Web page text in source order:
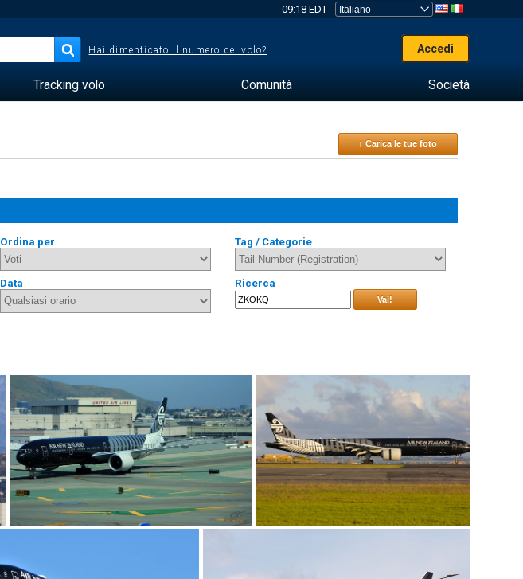
09:18 EDT
Hai dimenticato il numero del volo? Accedi
Tracking volo Comunità Società
↑ Carica le tue foto
Ordina per Tag / Categorie
Data Ricerca
Vai!